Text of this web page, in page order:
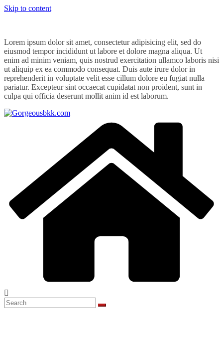
Skip to content
Lorem ipsum dolor sit amet, consectetur adipisicing elit, sed do
eiusmod tempor incididunt ut labore et dolore magna aliqua. Ut
enim ad minim veniam, quis nostrud exercitation ullamco laboris nisi
ut aliquip ex ea commodo consequat. Duis aute irure dolor in
reprehenderit in voluptate velit esse cillum dolore eu fugiat nulla
pariatur. Excepteur sint occaecat cupidatat non proident, sunt in
culpa qui officia deserunt mollit anim id est laborum.